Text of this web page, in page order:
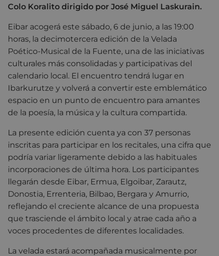
Colo Koralito dirigido por José Miguel Laskurain.
Eibar acogerá este sábado, 6 de junio, a las 19:00
horas, la decimotercera edición de la Velada
Poético-Musical de la Fuente, una de las iniciativas
culturales más consolidadas y participativas del
calendario local. El encuentro tendrá lugar en
Ibarkurutze y volverá a convertir este emblemático
espacio en un punto de encuentro para amantes
de la poesía, la música y la cultura compartida.
La presente edición cuenta ya con 37 personas
inscritas para participar en los recitales, una cifra que
podría variar ligeramente debido a las habituales
incorporaciones de última hora. Los participantes
llegarán desde Eibar, Ermua, Elgoibar, Zarautz,
Donostia, Errenteria, Bilbao, Bergara y Amurrio,
reflejando el creciente alcance de una propuesta
que trasciende el ámbito local y atrae cada año a
voces procedentes de diferentes localidades.
La velada estará acompañada musicalmente por